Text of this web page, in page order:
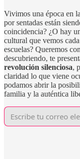
Vivimos una época en
por sentadas están
coincidencia? ¿O hay
cultural que vemos
escuelas? Queremos
descubriendo, te
revolución silenciosa,
claridad lo que viene
podamos abrir la
familia y la auténtica